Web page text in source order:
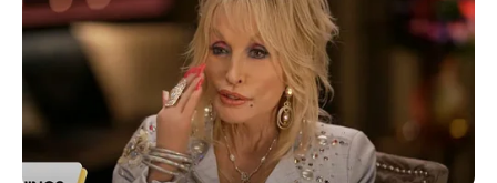
Jangan Galau! 10 Status
Motivasi Islami Tentang
Jomblo Ini Wajib Kamu
10 Status Secret Admirer
Mencintai dalam Diam,
Bikin Hati Meleleh